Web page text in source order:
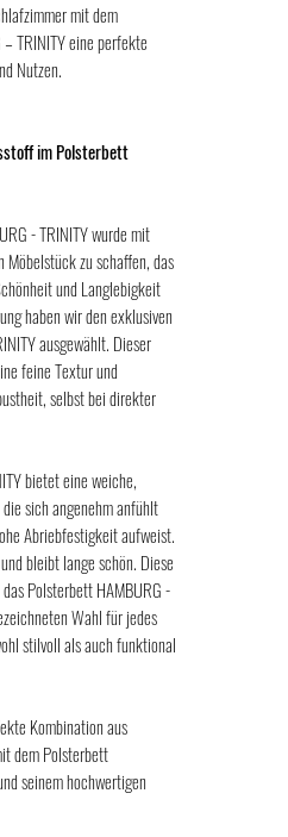
mit dem
TRINITY eine perfekte
Nutzen.
im Polsterbett
- TRINITY wurde mit
zu schaffen, das
und Langlebigkeit
haben wir den exklusiven
ausgewählt. Dieser
feine Textur und
selbst bei direkter
bietet eine weiche,
sich angenehm anfühlt
Abriebfestigkeit aufweist.
bleibt lange schön. Diese
Polsterbett HAMBURG -
Wahl für jedes
stilvoll als auch funktional
Kombination aus
dem Polsterbett
seinem hochwertigen